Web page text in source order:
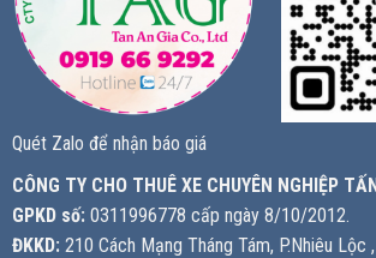
Quét Zalo để nhận báo giá
CÔNG TY CHO THUÊ XE CHUYÊN NGHIỆP
GPKD số: 0311996778 cấp ngày 8/10/2012.
ĐKKD: 210 Cách Mạng Tháng Tám, P.Nhiêu Lộc